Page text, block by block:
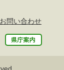
問い合わせ